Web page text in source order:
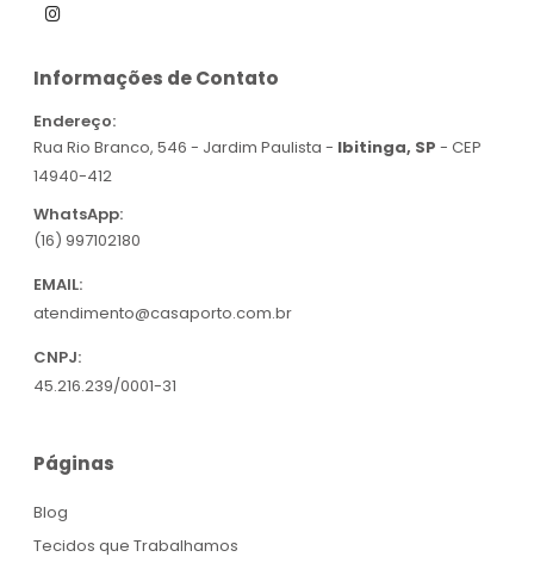
Informações de Contato
Endereço:
Rua Rio Branco, 546 - Jardim Paulista - Ibitinga, SP - CEP
14940-412
WhatsApp:
(16) 997102180
EMAIL:
atendimento@casaporto.com.br
CNPJ:
45.216.239/0001-31
Páginas
Blog
Tecidos que Trabalhamos